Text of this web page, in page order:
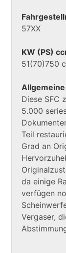
57XX
KW (PS)
51(70)750
Diese SFC
5.000
Teil
Grad an
da einige
verfügen
Vergaser,